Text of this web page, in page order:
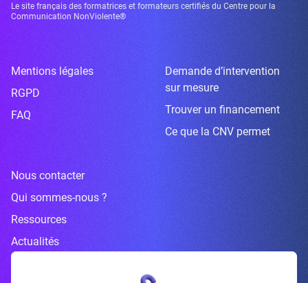
Le site français des formatrices et formateurs certifiés du Centre pour la
Communication NonViolente®
Mentions légales
RGPD
FAQ
Demande d’intervention
sur mesure
Trouver un financement
Ce que la CNV permet
Nous contacter
Qui sommes-nous ?
Ressources
Actualités